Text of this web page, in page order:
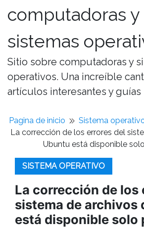
computadoras y
sistemas
Sitio sobre computadoras y
operativos. Una increíble
artículos interesantes y
Pagina de inicio
Sistema
La corrección de los errores del
Ubuntu está disponible
SISTEMA OPERATIVO
La corrección de los
sistema de archivos
está disponible solo